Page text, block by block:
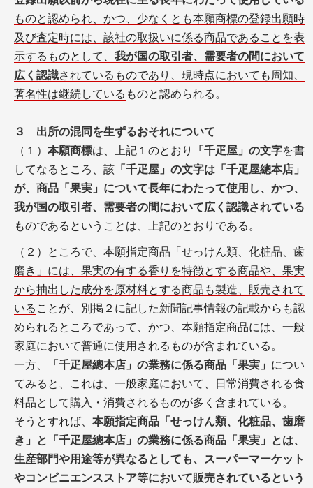
ものと認められ、かつ、少なくとも本願商標の登録出願時
及び査定時には、該社の取扱いに係る商品であることを表
示するものとして、 我が国の取引者、需要者の間において
広く認識されているものであり、現時点においても周知、
著名性は継続している ものと認められる。
３ 出所の混同を生ずるおそれについて
（１） 本願商標は、上記１のとおり 「千疋屋」の文字を書
してなるところ、該 「千疋屋」の文字は「千疋屋總本店」
が、商品「果実」について長年にわたって使用し、かつ、
我が国の取引者、需要者の間において広く認識されている
ものであるということは、上記のとおりである。
（２）ところで、 本願指定商品「せっけん類、化粧品、歯
磨き」には、果実の有する香りを特徴とする商品や、果実
から抽出した成分を原材料とする商品も製造、販売されて
いる ことが、別掲２に記した新聞記事情報の記載からも認
められるところであって、かつ、本願指定商品には、一般
家庭において普通に使用されるものが含まれている。
一方、
「千疋屋總本店」の業務に係る商品「果実」 につい
てみると、これは、一般家庭において、日常消費される食
料品として購入・消費されるものが多く含まれている。
そうとすれば、 本願指定商品「せっけん類、化粧品、歯磨
き」と「千疋屋總本店」の業務に係る商品「果実」とは、
生産部門や用途等が異なるとしても、スーパーマーケット
やコンビニエンスストア等において販売されているという